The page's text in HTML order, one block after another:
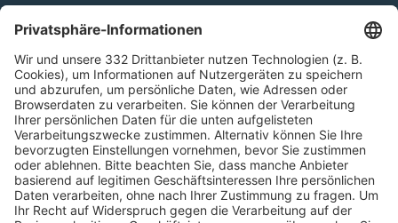
Kontakt
HÄUFIG BESUCHTE SEITEN
Pässe und Vereinswechsel
Trainerausbildung
Schulungsangebot Vereinsmitarbeiter
BFV-Geschäftsstellen
Trainerbörse